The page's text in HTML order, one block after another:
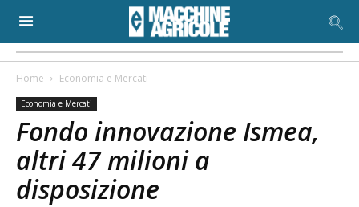
Home Economia e Mercati
Economia e Mercati
Fondo innovazione Ismea,
altri 47 milioni a
disposizione